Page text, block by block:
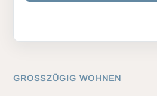
GROSSZÜGIG WOHNEN